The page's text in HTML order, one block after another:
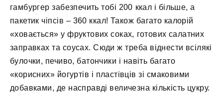
гамбургер забезпечить тобі 200 ккал і більше, а
пакетик чіпсів – 360 ккал! Також багато калорій
«ховається» у фруктових соках, готових салатних
заправках та соусах. Сюди ж треба віднести всілякі
булочки, печиво, батончики і навіть багато
«корисних» йогуртів і пластівців зі смаковими
добавками, де насправді величезна кількість цукру.